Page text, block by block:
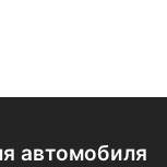
автомобиля